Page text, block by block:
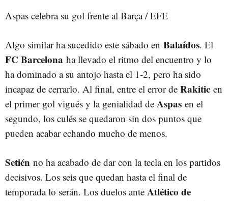
Aspas celebra su gol frente al Barça / EFE
Algo similar ha sucedido este sábado en Balaídos. El
FC Barcelona ha llevado el ritmo del encuentro y lo
ha dominado a su antojo hasta el 1-2, pero ha sido
incapaz de cerrarlo. Al final, entre el error de Rakitic en
el primer gol vigués y la genialidad de Aspas en el
segundo, los culés se quedaron sin dos puntos que
pueden acabar echando mucho de menos.
Setién no ha acabado de dar con la tecla en los partidos
decisivos. Los seis que quedan hasta el final de
temporada lo serán. Los duelos ante Atlético de